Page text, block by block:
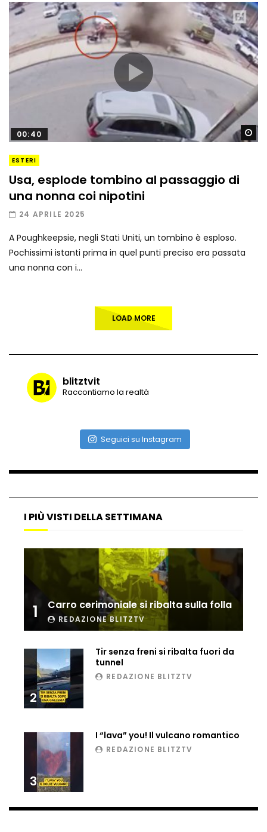
00:40
ESTERI
Usa, esplode tombino al passaggio di
una nonna coi nipotini
24 APRILE 2025
A Poughkeepsie, negli Stati Uniti, un tombino è esploso.
Pochissimi istanti prima in quel punti preciso era passata
una nonna con i...
LOAD MORE
blitztvit
Raccontiamo la realtà
Seguici su Instagram
I PIÙ VISTI DELLA SETTIMANA
1 Carro cerimoniale si ribalta sulla folla
REDAZIONE BLITZTV
2
Tir senza freni si ribalta fuori da
tunnel
REDAZIONE BLITZTV
3
I “lava” you! Il vulcano romantico
REDAZIONE BLITZTV